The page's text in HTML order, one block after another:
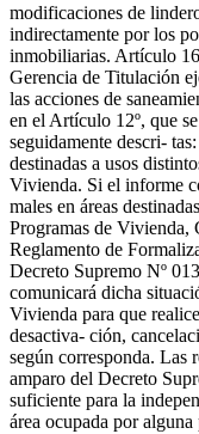
modificaciones de
indirectamente por los
inmobiliarias. Artículo
Gerencia de Titulación
las acciones de
en el Artículo 12º, que
seguidamente descri-
destinadas a usos
Vivienda. Si el informe
males en áreas
Programas de Vivienda,
Reglamento de
Decreto Supremo Nº
comunicará dicha
Vivienda para que
desactiva- ción,
según corresponda. Las
amparo del Decreto
suficiente para la
área ocupada por